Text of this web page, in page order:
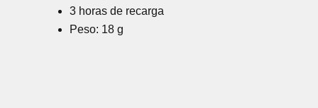
3 horas de recarga
Peso: 18 g